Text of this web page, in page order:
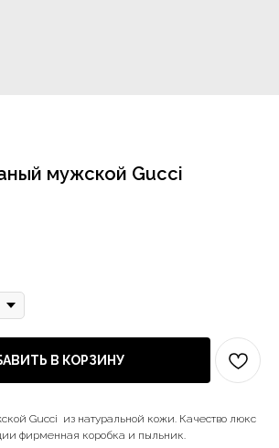
мужской Gucci
В КОРЗИНУ
Gucci из натуральной кожи. Качество люкс
фирменная коробка и пыльник.